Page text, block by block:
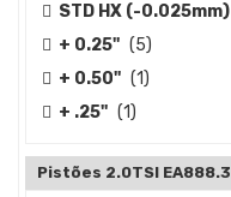
STD HX (-0.025mm)
+ 0.25'' (5)
+ 0.50'' (1)
+ .25'' (1)
Pistões 2.0TSI EA888.3